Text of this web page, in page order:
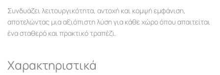
Συνδυάζει λειτουργικότητα, αντοχή και κομψή εμφάνιση,
αποτελώντας μια αξιόπιστη λύση για κάθε χώρο όπου απαιτείται
ένα σταθερό και πρακτικό τραπέζι.
Χαρακτηριστικά